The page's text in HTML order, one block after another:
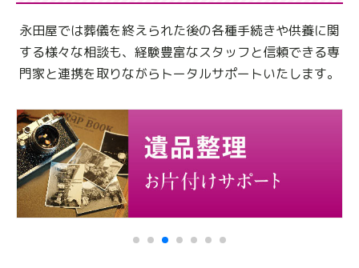
永田屋では葬儀を終えられた後の各種手続きや供養に関
する様々な相談も、 経験豊富なスタッフと信頼できる専
門家と連携を取りながらトータルサポートいたします。